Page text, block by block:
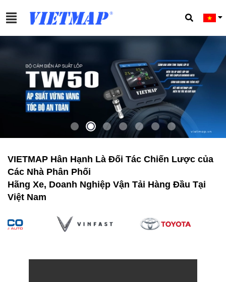
VIETMAP Hân Hạnh Là Đối Tác Chiến Lược của
Các Nhà Phân Phối
Hãng Xe, Doanh Nghiệp Vận Tải Hàng Đầu Tại
Việt Nam